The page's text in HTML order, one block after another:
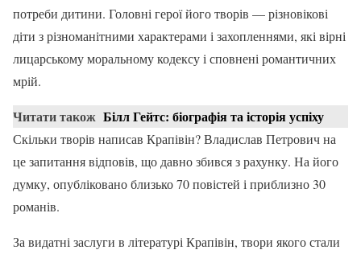
потреби дитини. Головні герої його творів — різновікові
діти з різноманітними характерами і захопленнями, які вірні
лицарському моральному кодексу і сповнені романтичних
мрій.
Читати також Білл Гейтс: біографія та історія успіху
Скільки творів написав Крапівін? Владислав Петрович на
це запитання відповів, що давно збився з рахунку. На його
думку, опубліковано близько 70 повістей і приблизно 30
романів.
За видатні заслуги в літературі Крапівін, твори якого стали